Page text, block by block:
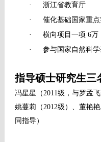
·
浙江省教育厅
·
催化基础国家重
·
横向项目一项 6万
·
参与国家自然科
指导硕士研究生三
冯星星（ 2011级，与罗孟飞
姚蔓莉（ 2012级）、董艳艳
同指导）